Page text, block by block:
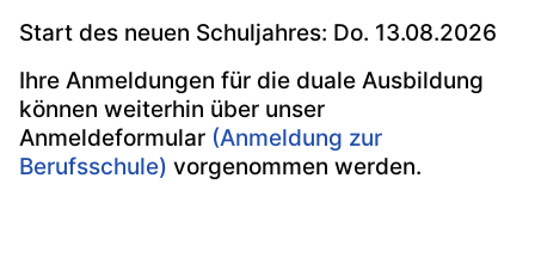
Start des neuen Schuljahres: Do. 13.08.2026
Ihre Anmeldungen für die duale Ausbildung
können weiterhin über unser
Anmeldeformular (Anmeldung zur
Berufsschule) vorgenommen werden.